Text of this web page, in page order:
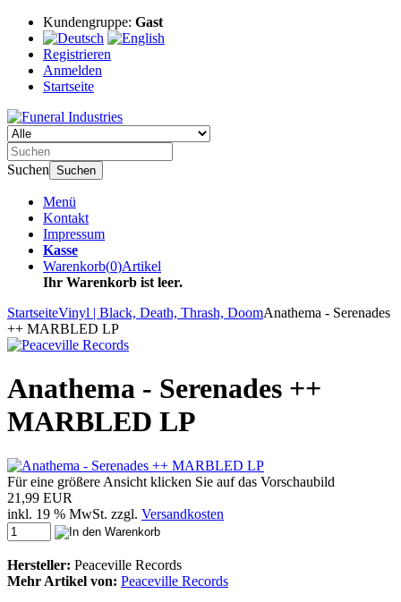
Kundengruppe: Gast
Registrieren
Anmelden
Startseite
Suchen Suchen
Menü
Kontakt
Impressum
Kasse
Warenkorb(0)Artikel
Ihr Warenkorb ist leer.
StartseiteVinyl | Black, Death, Thrash, DoomAnathema - Serenades
++ MARBLED LP
Anathema - Serenades ++
MARBLED LP
Für eine größere Ansicht klicken Sie auf das Vorschaubild
21,99 EUR
inkl. 19 % MwSt. zzgl. Versandkosten
Hersteller: Peaceville Records
Mehr Artikel von: Peaceville Records